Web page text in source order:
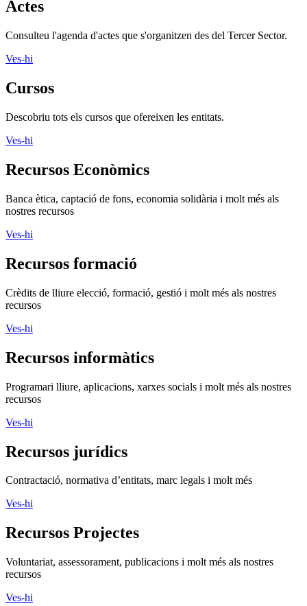
Actes
Consulteu l'agenda d'actes que s'organitzen des del Tercer Sector.
Ves-hi
Cursos
Descobriu tots els cursos que ofereixen les entitats.
Ves-hi
Recursos Econòmics
Banca ètica, captació de fons, economia solidària i molt més als
nostres recursos
Ves-hi
Recursos formació
Crèdits de lliure elecció, formació, gestió i molt més als nostres
recursos
Ves-hi
Recursos informàtics
Programari lliure, aplicacions, xarxes socials i molt més als nostres
recursos
Ves-hi
Recursos jurídics
Contractació, normativa d’entitats, marc legals i molt més
Ves-hi
Recursos Projectes
Voluntariat, assessorament, publicacions i molt més als nostres
recursos
Ves-hi